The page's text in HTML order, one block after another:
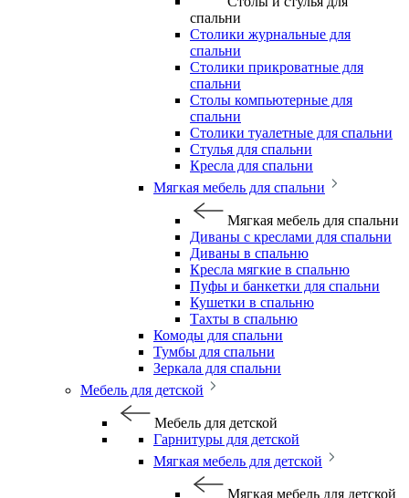
спальни
Столики журнальные для
спальни
Столики прикроватные для
спальни
Столы компьютерные для
спальни
Столики туалетные для спальни
Стулья для спальни
Кресла для спальни
Мягкая мебель для спальни
Мягкая мебель для спальни
Диваны с креслами для спальни
Диваны в спальню
Кресла мягкие в спальню
Пуфы и банкетки для спальни
Кушетки в спальню
Тахты в спальню
Комоды для спальни
Тумбы для спальни
Зеркала для спальни
Мебель для детской
Мебель для детской
Гарнитуры для детской
Мягкая мебель для детской
Мягкая мебель для детской